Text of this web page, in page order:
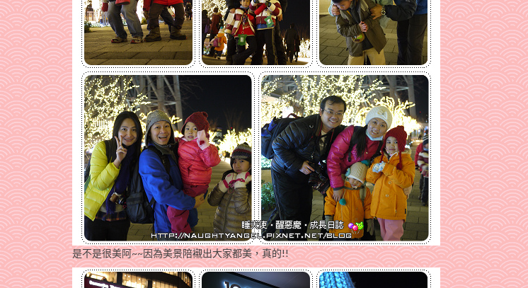
是不是很美阿~~因為美景陪襯出大家都美，真的!!